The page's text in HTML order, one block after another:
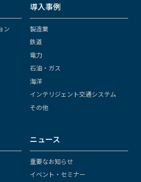
ン
導入事例
製造業
鉄道
電力
石油・ガス
海洋
インテリジェント交通システム
その他
ニュース
重要なお知らせ
イベント・セミナー